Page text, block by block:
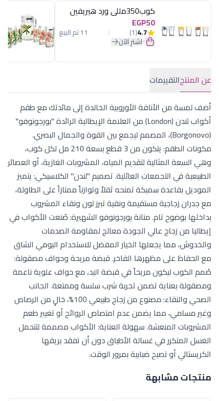
كوب350مللى ورد هيريفين
EGP50
4.7
(1) 11 تم البيع
اشترِ الآن
عن المنتجالتقييمات
أضف لمسة من الأناقة الأوروبية الخالدة إلى مائدتك مع طقم
أكواب لندن (London) من العلامة الإيطالية الرائدة "بورجونوفو"
(Borgonovo)، المصمم ليجمع بين القوة والجمال البصري.
مكونات الطقم: يتكون من 3 قطع بسعة 210 مل لكل كوب،
وهي السعة المثالية لتقديم المياه، المشروبات الغازية، أو العصائر
الطبيعية في التجمعات العائلية. تصميم "لندن" الكلاسيكي: يتميز
الموديل بقاعدة سميكة تمنحه ثقلاً وتوازناً ممتازاً على الطاولة،
مع جدران زجاجية مستقيمة ونقية تبرز لون ونقاء المشروب
بداخلها بوضوح تام. متانة بورجونوفو الشهيرة: صُنعت الأكواب في
إيطاليا من زجاج عالي الجودة معالج لمقاومة الصدمات
والخدوش، مما يجعلها الخيار المفضل للاستخدام اليومي الشاق
مع الحفاظ على مظهرها الفاخر. قبضة مريحة وحواف مصقولة:
صُمم الكوب ليكون مريحاً في قبضة اليد، مع حواف علوية ناعمة
ومصقولة بعناية تضمن تجربة شرب سلسة وممتعة. الجانب
الصحي والنقاء: مصنوع من زجاج طبيعي 100%، خالٍ من الرصاص
وغير مسامي، مما يضمن عدم امتصاص الروائح أو تغيير طعم
المشروبات المنعشة. سهولة العناية: الأكواب مصممة لتتحمل
الغسل المتكرر في غسالة الأطباق دون أن تفقد بريقها
الكريستالي أو تصبح ضبابية بمرور الوقت.
منتجات مشابهة